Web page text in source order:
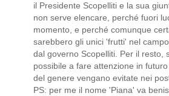
il Presidente Scopelliti e la sua
non serve elencare, perché fuori
momento, e perché comunque
sarebbero gli unici 'frutti' nel
dal governo Scopelliti. Per il resto,
possibile a fare attenzione in
del genere vengano evitate nei
PS: per me il nome 'Piana' va